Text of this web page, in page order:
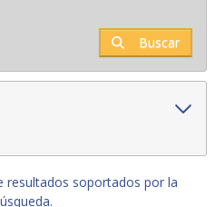
Buscar
resultados soportados por la